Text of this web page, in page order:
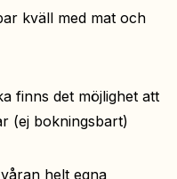
kväll med mat och
finns det möjlighet att
(ej bokningsbart)
helt egna